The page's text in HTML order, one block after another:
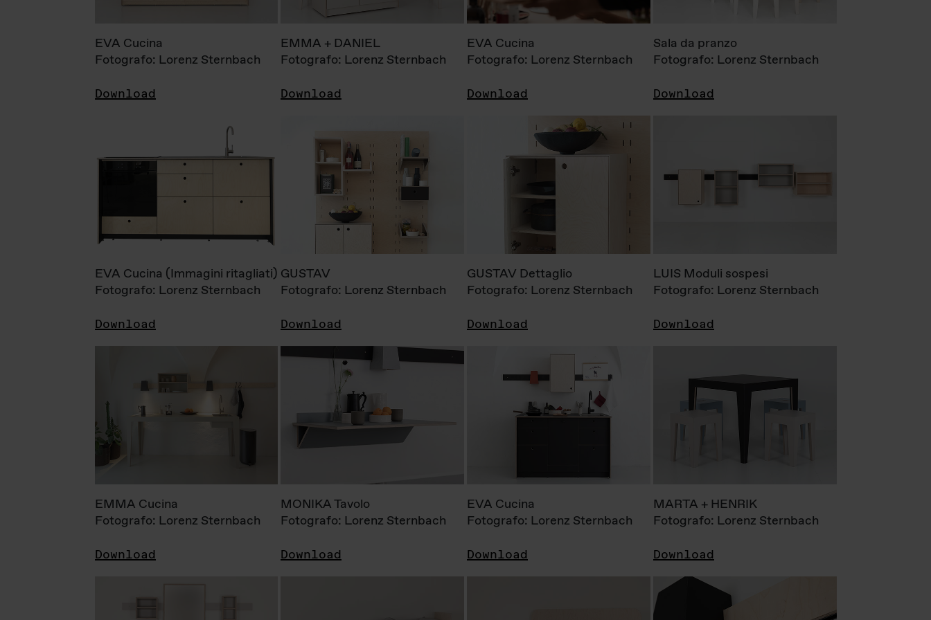
EVA Cucina
Fotografo: Lorenz Sternbach
Download
EMMA + DANIEL
Fotografo: Lorenz Sternbach
Download
EVA Cucina
Fotografo: Lorenz Sternbach
Download
Sala da pranzo
Fotografo: Lorenz Sternbach
Download
EVA Cucina (Immagini ritagliati)
Fotografo: Lorenz Sternbach
Download
GUSTAV
Fotografo: Lorenz Sternbach
Download
GUSTAV Dettaglio
Fotografo: Lorenz Sternbach
Download
LUIS Moduli sospesi
Fotografo: Lorenz Sternbach
Download
EMMA Cucina
Fotografo: Lorenz Sternbach
Download
MONIKA Tavolo
Fotografo: Lorenz Sternbach
Download
EVA Cucina
Fotografo: Lorenz Sternbach
Download
MARTA + HENRIK
Fotografo: Lorenz Sternbach
Download